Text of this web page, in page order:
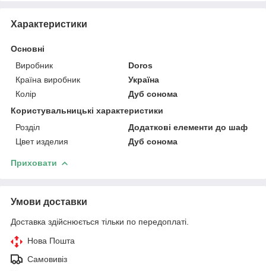
Характеристики
Основні
Виробник
Doros
Країна виробник
Україна
Колір
Дуб сонома
Користувальницькі характеристики
Розділ
Додаткові елементи до шаф
Цвет изделия
Дуб сонома
Приховати
Умови доставки
Доставка здійснюється тільки по передоплаті.
Нова Пошта
Самовивіз